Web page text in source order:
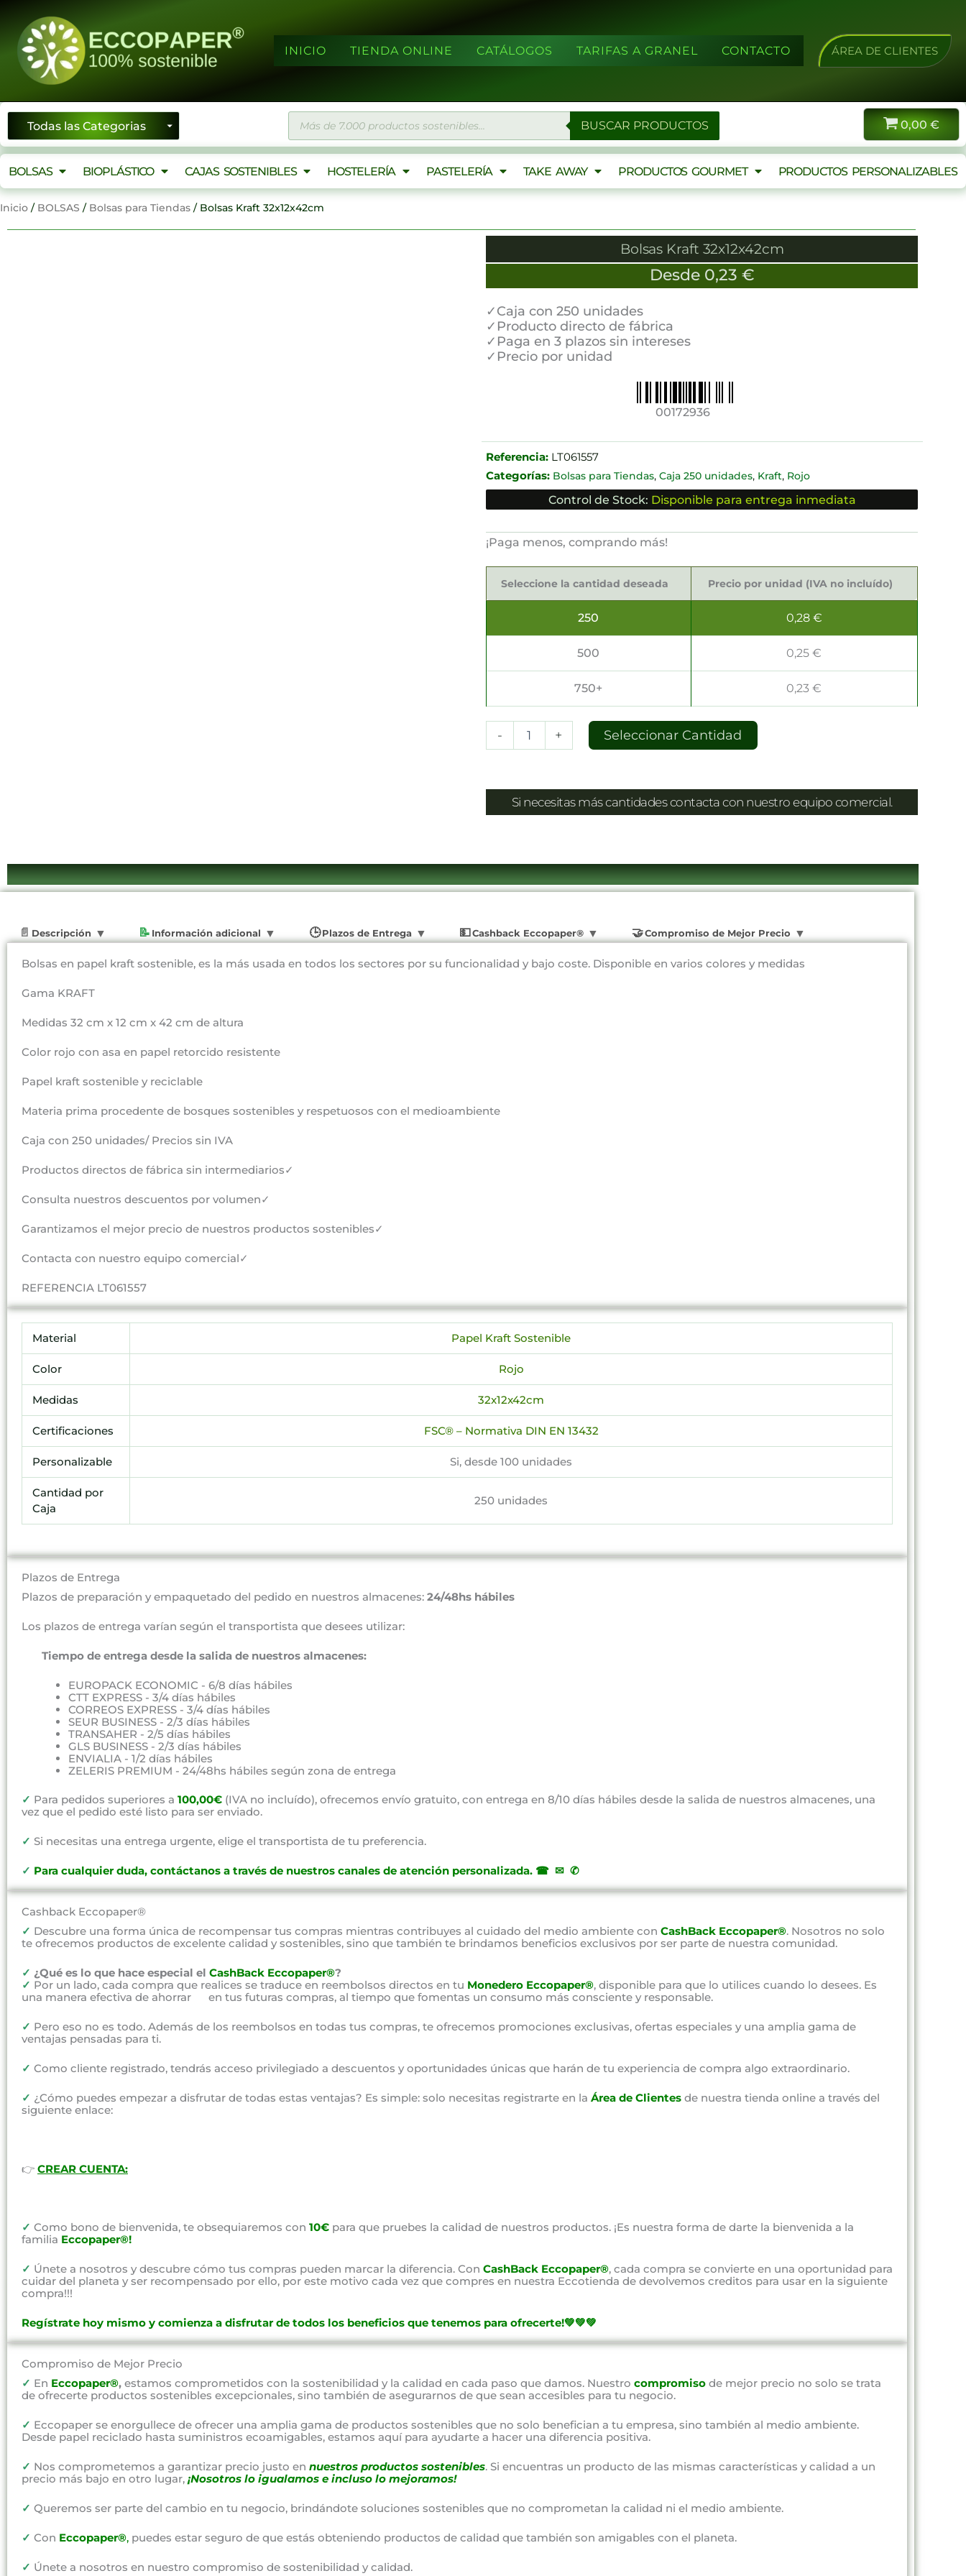
contenido
INICIO TIENDA ONLINE CATÁLOGOS TARIFAS A GRANEL CONTACTO ÁREA DE CLIENTES
de
productos
BUSCAR PRODUCTOS 0,00 €
BOLSAS BIOPLÁSTICO CAJAS SOSTENIBLES HOSTELERÍA PASTELERÍA TAKE AWAY PRODUCTOS GOURMET PRODUCTOS PERSONALIZABLES
Inicio / BOLSAS / Bolsas para Tiendas / Bolsas Kraft 32x12x42cm
Bolsas Kraft 32x12x42cm
Desde 0,23 €
✓Caja con 250 unidades
✓Producto directo de fábrica
✓Paga en 3 plazos sin intereses
✓Precio por unidad
00172936
Referencia: LT061557
Categorías: Bolsas para Tiendas, Caja 250 unidades, Kraft, Rojo
Control de Stock: Disponible para entrega inmediata
¡Paga menos, comprando más!
Seleccione la cantidad deseada Precio por unidad (IVA no incluído)
250 0,28 €
500 0,25 €
750+ 0,23 €
-
32x12x42cm
cantidad
+ Seleccionar Cantidad
Si necesitas más cantidades contacta con nuestro equipo comercial.
Descripción Información adicional Plazos de Entrega Cashback Eccopaper® Compromiso de Mejor Precio
Bolsas en papel kraft sostenible, es la más usada en todos los sectores por su funcionalidad y bajo coste. Disponible en varios colores y medidas
Gama KRAFT
Medidas 32 cm x 12 cm x 42 cm de altura
Color rojo con asa en papel retorcido resistente
Papel kraft sostenible y reciclable
Materia prima procedente de bosques sostenibles y respetuosos con el medioambiente
Caja con 250 unidades/ Precios sin IVA
Productos directos de fábrica sin intermediarios✓
Consulta nuestros descuentos por volumen✓
Garantizamos el mejor precio de nuestros productos sostenibles✓
Contacta con nuestro equipo comercial✓
REFERENCIA LT061557
Material Papel Kraft Sostenible
Color Rojo
Medidas 32x12x42cm
Certificaciones FSC® – Normativa DIN EN 13432
Personalizable Si, desde 100 unidades
Cantidad por
Caja
250 unidades
Plazos de Entrega
Plazos de preparación y empaquetado del pedido en nuestros almacenes: 24/48hs hábiles
Los plazos de entrega varían según el transportista que desees utilizar:
Tiempo de entrega desde la salida de nuestros almacenes:
EUROPACK ECONOMIC - 6/8 días hábiles
CTT EXPRESS - 3/4 días hábiles
CORREOS EXPRESS - 3/4 días hábiles
SEUR BUSINESS - 2/3 días hábiles
TRANSAHER - 2/5 días hábiles
GLS BUSINESS - 2/3 días hábiles
ENVIALIA - 1/2 días hábiles
ZELERIS PREMIUM - 24/48hs hábiles según zona de entrega
✓ Para pedidos superiores a 100,00€ (IVA no incluído), ofrecemos envío gratuito, con entrega en 8/10 días hábiles desde la salida de nuestros almacenes, una
vez que el pedido esté listo para ser enviado.
✓ Si necesitas una entrega urgente, elige el transportista de tu preferencia.
✓ Para cualquier duda, contáctanos a través de nuestros canales de atención personalizada. ☎ ✉ ✆
Cashback Eccopaper®
✓ Descubre una forma única de recompensar tus compras mientras contribuyes al cuidado del medio ambiente con CashBack Eccopaper®. Nosotros no solo
te ofrecemos productos de excelente calidad y sostenibles, sino que también te brindamos beneficios exclusivos por ser parte de nuestra comunidad.
✓ ¿Qué es lo que hace especial el CashBack Eccopaper®?
✓ Por un lado, cada compra que realices se traduce en reembolsos directos en tu Monedero Eccopaper®, disponible para que lo utilices cuando lo desees. Es
una manera efectiva de ahorrar en tus futuras compras, al tiempo que fomentas un consumo más consciente y responsable.
✓ Pero eso no es todo. Además de los reembolsos en todas tus compras, te ofrecemos promociones exclusivas, ofertas especiales y una amplia gama de
ventajas pensadas para ti.
✓ Como cliente registrado, tendrás acceso privilegiado a descuentos y oportunidades únicas que harán de tu experiencia de compra algo extraordinario.
✓ ¿Cómo puedes empezar a disfrutar de todas estas ventajas? Es simple: solo necesitas registrarte en la Área de Clientes de nuestra tienda online a través del
siguiente enlace:
👉 CREAR CUENTA:
✓ Como bono de bienvenida, te obsequiaremos con 10€ para que pruebes la calidad de nuestros productos. ¡Es nuestra forma de darte la bienvenida a la
familia Eccopaper®!
✓ Únete a nosotros y descubre cómo tus compras pueden marcar la diferencia. Con CashBack Eccopaper®, cada compra se convierte en una oportunidad para
cuidar del planeta y ser recompensado por ello, por este motivo cada vez que compres en nuestra Eccotienda de devolvemos creditos para usar en la siguiente
compra!!!
Regístrate hoy mismo y comienza a disfrutar de todos los beneficios que tenemos para ofrecerte!💚💚💚
Compromiso de Mejor Precio
✓ En Eccopaper®, estamos comprometidos con la sostenibilidad y la calidad en cada paso que damos. Nuestro compromiso de mejor precio no solo se trata
de ofrecerte productos sostenibles excepcionales, sino también de asegurarnos de que sean accesibles para tu negocio.
✓ Eccopaper se enorgullece de ofrecer una amplia gama de productos sostenibles que no solo benefician a tu empresa, sino también al medio ambiente.
Desde papel reciclado hasta suministros ecoamigables, estamos aquí para ayudarte a hacer una diferencia positiva.
✓ Nos comprometemos a garantizar precio justo en nuestros productos sostenibles. Si encuentras un producto de las mismas características y calidad a un
precio más bajo en otro lugar, ¡Nosotros lo igualamos e incluso lo mejoramos!
✓ Queremos ser parte del cambio en tu negocio, brindándote soluciones sostenibles que no comprometan la calidad ni el medio ambiente.
✓ Con Eccopaper®, puedes estar seguro de que estás obteniendo productos de calidad que también son amigables con el planeta.
✓ Únete a nosotros en nuestro compromiso de sostenibilidad y calidad.